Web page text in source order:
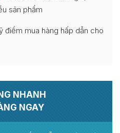
sản phẩm
điểm mua hàng hấp dẫn cho
NHANH
NGAY